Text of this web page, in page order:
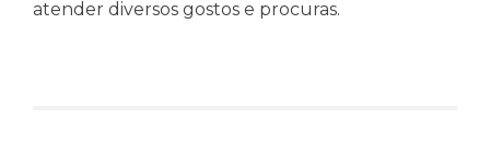
atender diversos gostos e procuras.